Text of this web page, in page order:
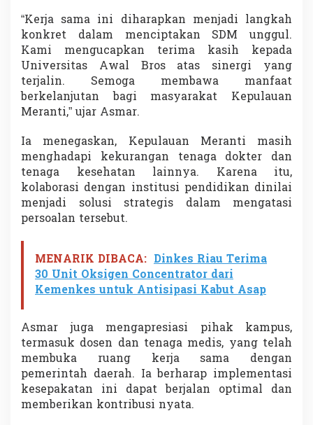
u
r
a
n
g
n
a
g
a
K
t
a
n
e
a
h
3
T
“Kerja sama ini diharapkan menjadi langkah
konkret dalam menciptakan SDM unggul.
Kami mengucapkan terima kasih kepada
Universitas Awal Bros atas sinergi yang
terjalin. Semoga membawa manfaat
berkelanjutan bagi masyarakat Kepulauan
Meranti,” ujar Asmar.
Ia menegaskan, Kepulauan Meranti masih
menghadapi kekurangan tenaga dokter dan
tenaga kesehatan lainnya. Karena itu,
kolaborasi dengan institusi pendidikan dinilai
menjadi solusi strategis dalam mengatasi
persoalan tersebut.
MENARIK DIBACA: Dinkes Riau Terima
30 Unit Oksigen Concentrator dari
Kemenkes untuk Antisipasi Kabut Asap
Asmar juga mengapresiasi pihak kampus,
termasuk dosen dan tenaga medis, yang telah
membuka ruang kerja sama dengan
pemerintah daerah. Ia berharap implementasi
kesepakatan ini dapat berjalan optimal dan
memberikan kontribusi nyata.